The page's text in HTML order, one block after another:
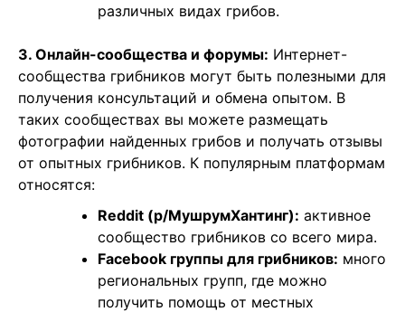
различных видах грибов.
3. Онлайн-сообщества и форумы: Интернет-
сообщества грибников могут быть полезными для
получения консультаций и обмена опытом. В
таких сообществах вы можете размещать
фотографии найденных грибов и получать отзывы
от опытных грибников. К популярным платформам
относятся:
Reddit (р/МушрумХантинг): активное
сообщество грибников со всего мира.
Facebook группы для грибников: много
региональных групп, где можно
получить помощь от местных